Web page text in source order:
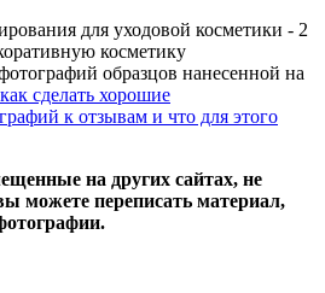
для уходовой косметики - 2
косметику
образцов нанесенной на
сделать хорошие
к отзывам и что для этого
на других сайтах, не
можете переписать материал,